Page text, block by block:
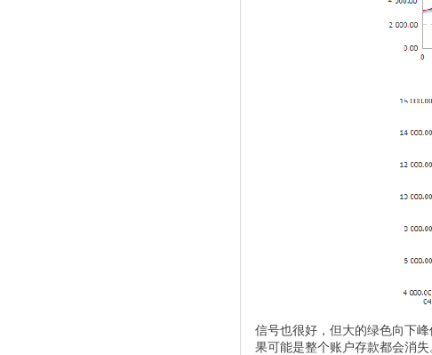
信号也很好，但大的绿色向下
果可能是整个账户存款都会消